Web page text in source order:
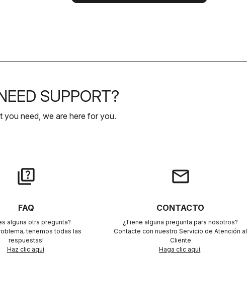
SUPPORT?
you need, we are here for you.
quiz
FAQ
alguna otra pregunta?
tenemos todas las
respuestas!
Haz clic aquí.
email
CONTACTO
¿Tiene alguna pregunta para nosotros?
Contacte con nuestro Servicio de Atención al
Cliente
Haga clic aquí.